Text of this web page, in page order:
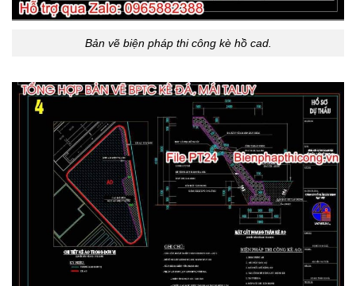
Bản vẽ biện pháp thi công kè hồ cad.